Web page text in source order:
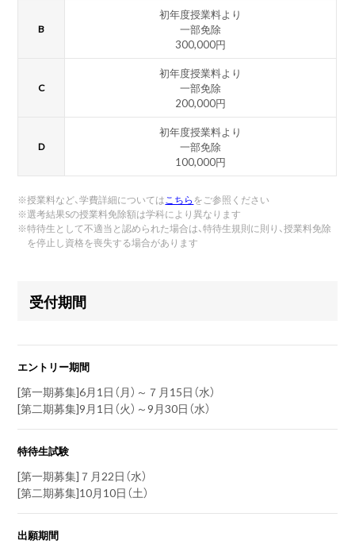
B
初年度授業料より
一部免除
300,000円
C
初年度授業料より
一部免除
200,000円
D
初年度授業料より
一部免除
100,000円
※授業料など、学費詳細についてはこちらをご参照ください
※選考結果Sの授業料免除額は学科により異なります
※特待生として不適当と認められた場合は、特待生規則に則り、授業料免除
を停止し資格を喪失する場合があります
受付期間
エントリー期間
[第一期募集]6月1日（月）～７月15日（水）
[第二期募集]9月1日（火）～9月30日（水）
特待生試験
[第一期募集]７月22日（水）
[第二期募集]10月10日（土）
出願期間